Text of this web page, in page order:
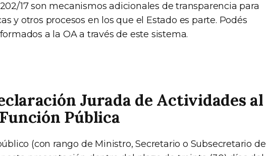
202/17 son mecanismos adicionales de transparencia para
y otros procesos en los que el Estado es parte. Podés
a la OA a través de este sistema.
Jurada de Actividades al
Pública
(con rango de Ministro, Secretario o Subsecretario de